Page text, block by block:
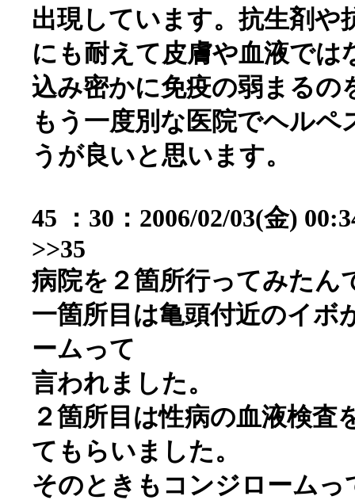
出現しています。抗生剤や
にも耐えて皮膚や血液で
込み密かに免疫の弱まるの
もう一度別な医院でヘル
うが良いと思います。
45 ：30：2006/02/03(金)
>>35
病院を２箇所行ってみたん
一箇所目は亀頭付近のイボ
ームって
言われました。
２箇所目は性病の血液検
てもらいました。
そのときもコンジローム